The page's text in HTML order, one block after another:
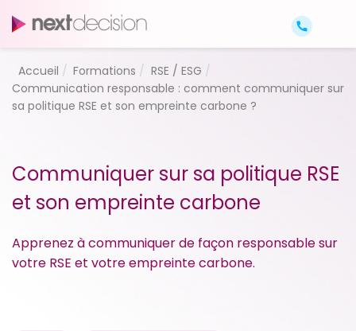
Accueil Formations
RSE / ESG
Communication responsable : comment communiquer sur
sa politique RSE et son empreinte carbone ?
Communiquer sur sa politique RSE
et son empreinte carbone
Apprenez à communiquer de façon responsable sur
votre RSE et votre empreinte carbone.